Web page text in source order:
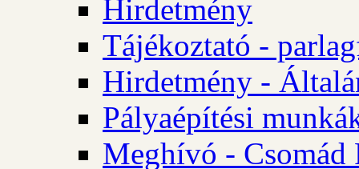
Hirdetmény
Tájékoztató -
Hirdetmény -
Pályaépítési
Meghívó - Csomád